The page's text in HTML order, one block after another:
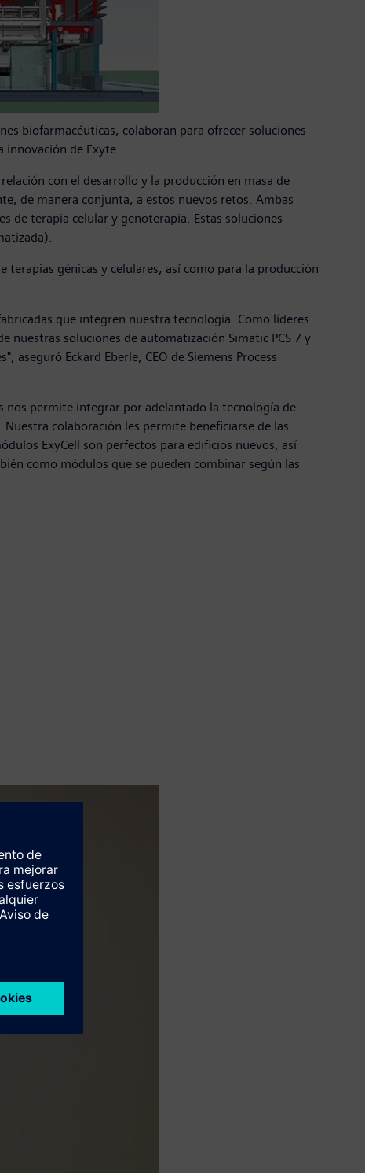
biofarmacéuticas, colaboran para ofrecer soluciones
de Exyte.
con el desarrollo y la producción en masa de
de manera conjunta, a estos nuevos retos. Ambas
de terapia celular y genoterapia. Estas soluciones
terapias génicas y celulares, así como para la producción
que integren nuestra tecnología. Como líderes
nuestras soluciones de automatización Simatic PCS 7 y
Eckard Eberle, CEO de Siemens Process
nos permite integrar por adelantado la tecnología de
colaboración les permite beneficiarse de las
ExyCell son perfectos para edificios nuevos, así
como módulos que se pueden combinar según las